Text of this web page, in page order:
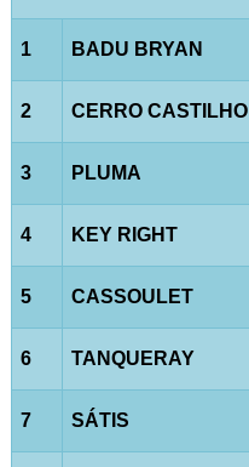
1 BADU BRYAN
2 CERRO CASTILHO
3 PLUMA
4 KEY RIGHT
5 CASSOULET
6 TANQUERAY
7 SÁTIS